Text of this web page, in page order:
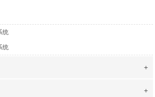
统
统
+
+